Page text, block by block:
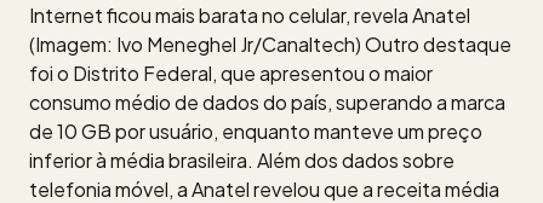
Internet ficou mais barata no celular, revela Anatel
(Imagem: Ivo Meneghel Jr/Canaltech) Outro destaque
foi o Distrito Federal, que apresentou o maior
consumo médio de dados do país, superando a marca
de 10 GB por usuário, enquanto manteve um preço
inferior à média brasileira. Além dos dados sobre
telefonia móvel, a Anatel revelou que a receita média